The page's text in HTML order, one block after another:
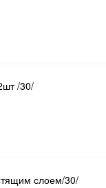
/30/
слоем/30/